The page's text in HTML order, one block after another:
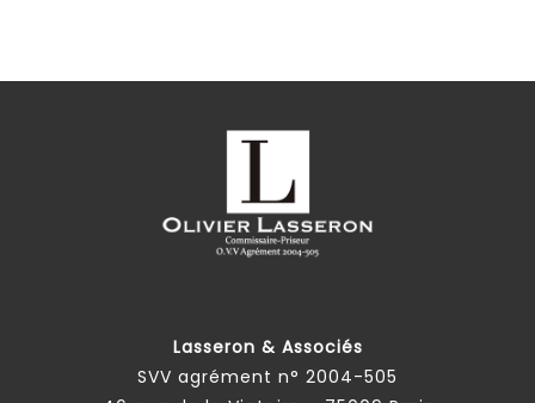
Lasseron & Associés
SVV agrément n° 2004-505